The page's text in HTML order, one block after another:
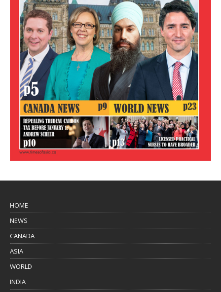
HOME
NEWS
CANADA
ASIA
WORLD
INDIA